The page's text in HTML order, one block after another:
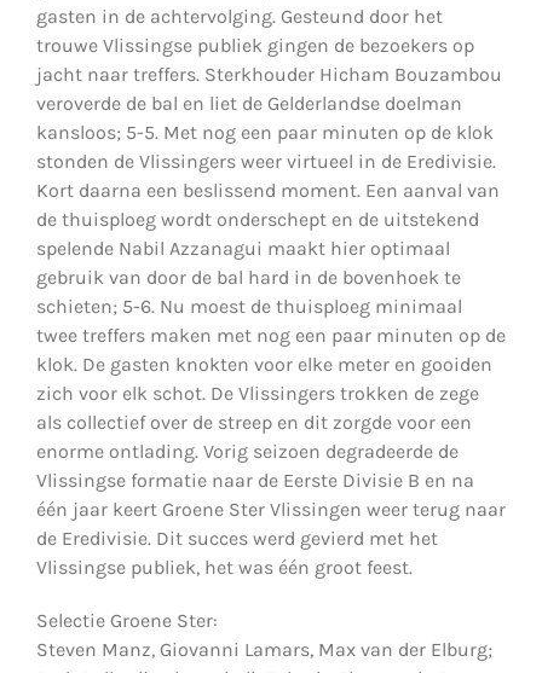
gasten in de achtervolging. Gesteund door het
trouwe Vlissingse publiek gingen de bezoekers op
jacht naar treffers. Sterkhouder Hicham Bouzambou
veroverde de bal en liet de Gelderlandse doelman
kansloos; 5-5. Met nog een paar minuten op de klok
stonden de Vlissingers weer virtueel in de Eredivisie.
Kort daarna een beslissend moment. Een aanval van
de thuisploeg wordt onderschept en de uitstekend
spelende Nabil Azzanagui maakt hier optimaal
gebruik van door de bal hard in de bovenhoek te
schieten; 5-6. Nu moest de thuisploeg minimaal
twee treffers maken met nog een paar minuten op de
klok. De gasten knokten voor elke meter en gooiden
zich voor elk schot. De Vlissingers trokken de zege
als collectief over de streep en dit zorgde voor een
enorme ontlading. Vorig seizoen degradeerde de
Vlissingse formatie naar de Eerste Divisie B en na
één jaar keert Groene Ster Vlissingen weer terug naar
de Eredivisie. Dit succes werd gevierd met het
Vlissingse publiek, het was één groot feest.
Selectie Groene Ster:
Steven Manz, Giovanni Lamars, Max van der Elburg;